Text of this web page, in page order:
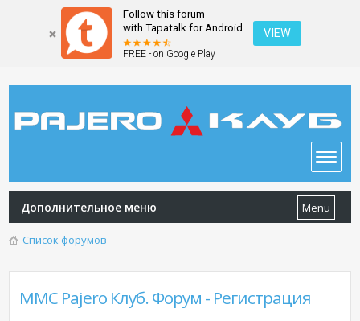
Follow this forum
with Tapatalk for Android
FREE - on Google Play
VIEW
Дополнительное меню Menu
Список форумов
MMC Pajero Клуб. Форум - Регистрация